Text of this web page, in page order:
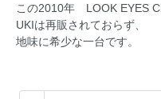
この2010年 LOOK EYES
UKIは再販されておらず、
地味に希少な一台です。